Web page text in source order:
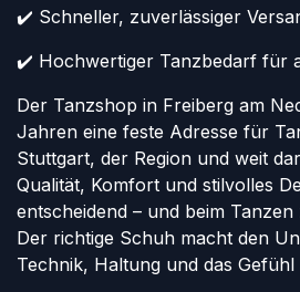
✔️ Schneller, zuverlässiger
✔️ Hochwertiger Tanzbedarf für
Der Tanzshop in Freiberg am
Jahren eine feste Adresse für
Stuttgart, der Region und weit
Qualität, Komfort und stilvolles
entscheidend – und beim Tanzen
Der richtige Schuh macht den
Technik, Haltung und das